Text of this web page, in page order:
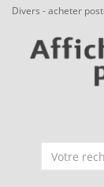
Divers - acheter